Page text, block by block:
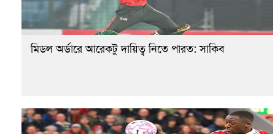
মিডল অর্ডারে আরেকটু দায়িত্ব নিতে পারত: সাকিব